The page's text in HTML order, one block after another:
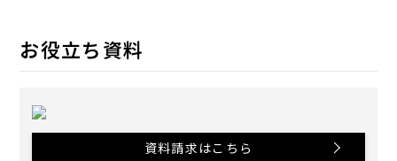
お役立ち資料
資料請求はこちら